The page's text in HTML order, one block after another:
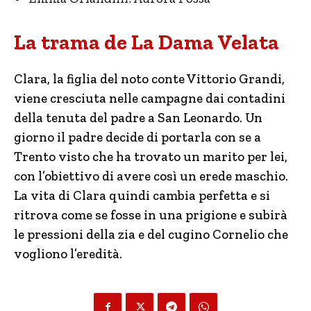
La trama de La Dama Velata
Clara, la figlia del noto conte Vittorio Grandi,
viene cresciuta nelle campagne dai contadini
della tenuta del padre a San Leonardo. Un
giorno il padre decide di portarla con se a
Trento visto che ha trovato un marito per lei,
con l’obiettivo di avere così un erede maschio.
La vita di Clara quindi cambia perfetta e si
ritrova come se fosse in una prigione e subirà
le pressioni della zia e del cugino Cornelio che
vogliono l’eredità.